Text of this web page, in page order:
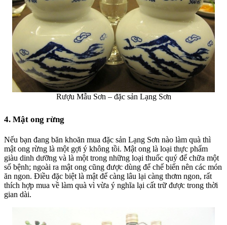
Rượu Mẫu Sơn – đặc sản Lạng Sơn
4. Mật ong rừng
Nếu bạn đang băn khoăn mua đặc sản Lạng Sơn nào làm quà thì
mật ong rừng là một gợi ý không tồi. Mật ong là loại thực phẩm
giàu dinh dưỡng và là một trong những loại thuốc quý để chữa một
số bệnh; ngoài ra mật ong cũng được dùng để chế biến nên các món
ăn ngon. Điều đặc biệt là mật để càng lâu lại càng thơm ngon, rất
thích hợp mua về làm quà vì vừa ý nghĩa lại cất trữ được trong thời
gian dài.